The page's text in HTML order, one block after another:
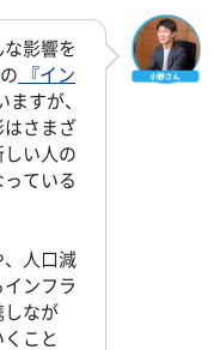
影響を
『イン
ますが、
はさまざ
しい人の
ている
、人口減
ンフラ
しなが
こと